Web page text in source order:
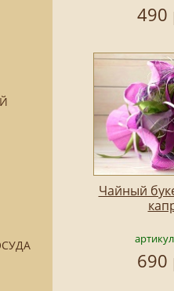
490
Чайный
690